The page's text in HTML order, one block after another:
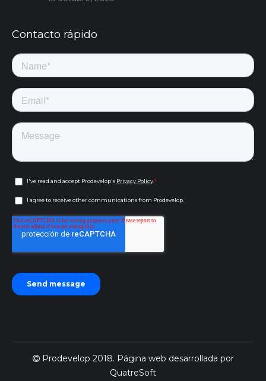
Contacto rápido
Prodevelop 2018. Página web desarrollada por
QuatreSoft